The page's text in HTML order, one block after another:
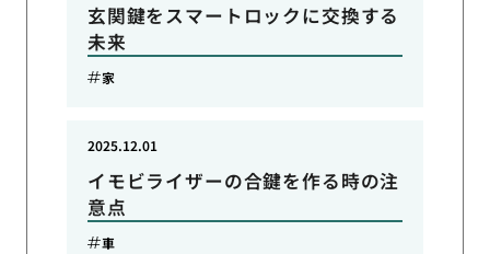
玄関鍵をスマートロックに交換する
未来
家
イモビライザーの合鍵を作る時の注
意点
2025.12.01
車